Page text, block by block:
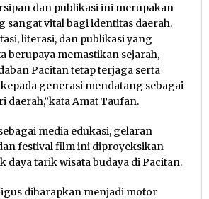
dan publikasi ini merupakan
sangat vital bagi identitas daerah.
literasi, dan publikasi yang
berupaya memastikan sejarah,
Pacitan tetap terjaga serta
generasi mendatang sebagai
daerah,”kata Amat Taufan.
media edukasi, gelaran
festival film ini diproyeksikan
daya tarik wisata budaya di Pacitan.
diharapkan menjadi motor